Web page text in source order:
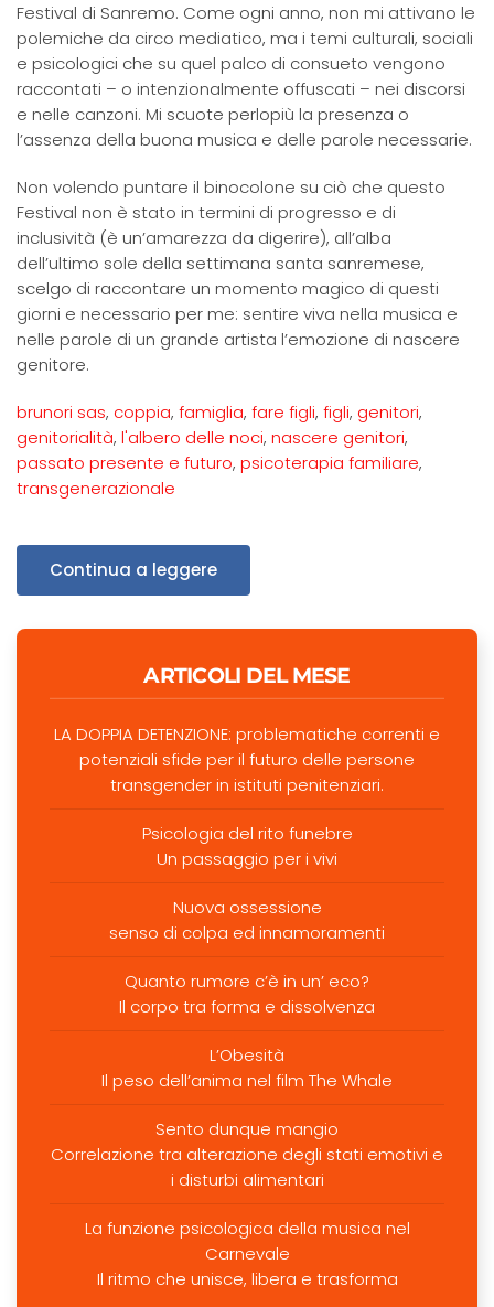
Festival di Sanremo. Come ogni anno, non mi attivano le
polemiche da circo mediatico, ma i temi culturali, sociali
e psicologici che su quel palco di consueto vengono
raccontati – o intenzionalmente offuscati – nei discorsi
e nelle canzoni. Mi scuote perlopiù la presenza o
l’assenza della buona musica e delle parole necessarie.
Non volendo puntare il binocolone su ciò che questo
Festival non è stato in termini di progresso e di
inclusività (è un’amarezza da digerire), all’alba
dell’ultimo sole della settimana santa sanremese,
scelgo di raccontare un momento magico di questi
giorni e necessario per me: sentire viva nella musica e
nelle parole di un grande artista l’emozione di nascere
genitore.
brunori sas, coppia, famiglia, fare figli, figli, genitori,
genitorialità, l'albero delle noci, nascere genitori,
passato presente e futuro, psicoterapia familiare,
transgenerazionale
Continua a leggere
ARTICOLI DEL MESE
LA DOPPIA DETENZIONE: problematiche correnti e
potenziali sfide per il futuro delle persone
transgender in istituti penitenziari.
Psicologia del rito funebre
Un passaggio per i vivi
Nuova ossessione
senso di colpa ed innamoramenti
Quanto rumore c’è in un’ eco?
Il corpo tra forma e dissolvenza
L’Obesità
Il peso dell’anima nel film The Whale
Sento dunque mangio
Correlazione tra alterazione degli stati emotivi e
i disturbi alimentari
La funzione psicologica della musica nel
Carnevale
Il ritmo che unisce, libera e trasforma